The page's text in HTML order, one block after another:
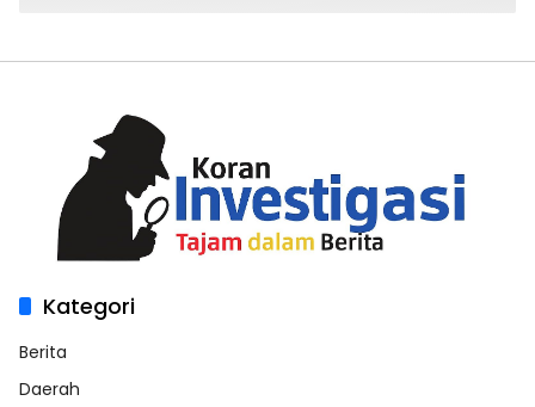
Kategori
Berita
Daerah